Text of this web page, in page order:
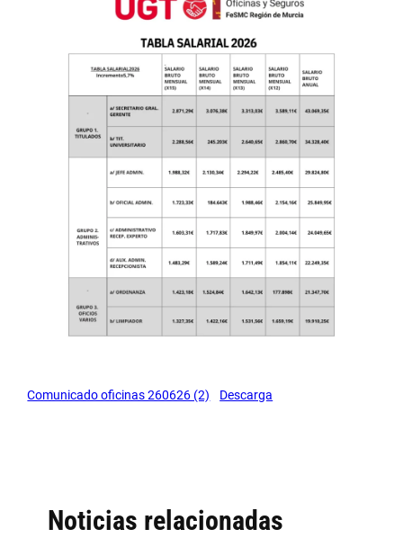
Comunicado oficinas 260626 (2) Descarga
Noticias relacionadas